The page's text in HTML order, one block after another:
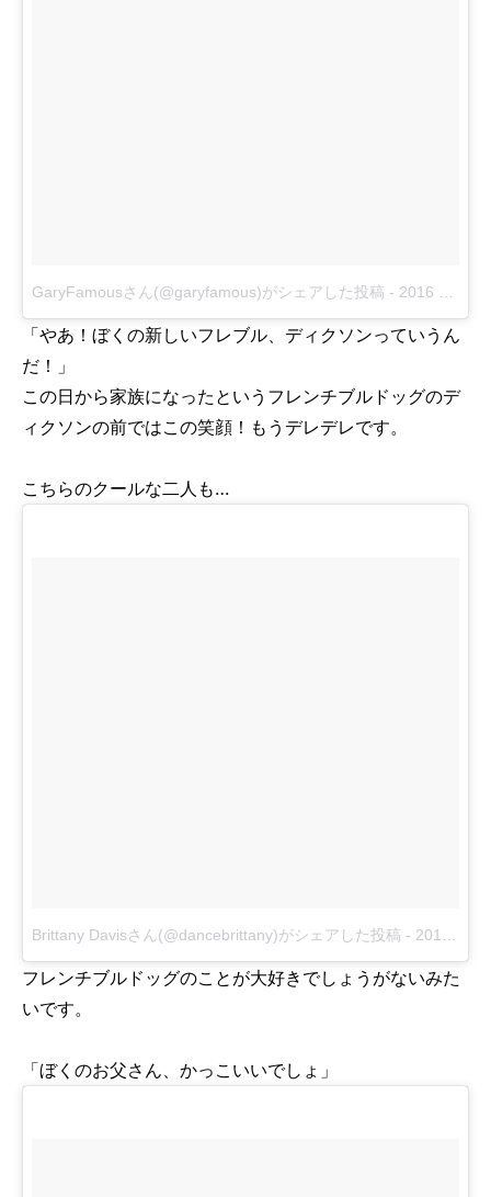
GaryFamousさん(@garyfamous)がシェアした投稿 - 2016 9月 29 4:47午後 PDT
「やあ！ぼくの新しいフレブル、ディクソンっていうん
だ！」
この日から家族になったというフレンチブルドッグのデ
ィクソンの前ではこの笑顔！もうデレデレです。
こちらのクールな二人も…
Brittany Davisさん(@dancebrittany)がシェアした投稿 - 2016 12月 25 11:09午前 PST
フレンチブルドッグのことが大好きでしょうがないみた
いです。
「ぼくのお父さん、かっこいいでしょ」